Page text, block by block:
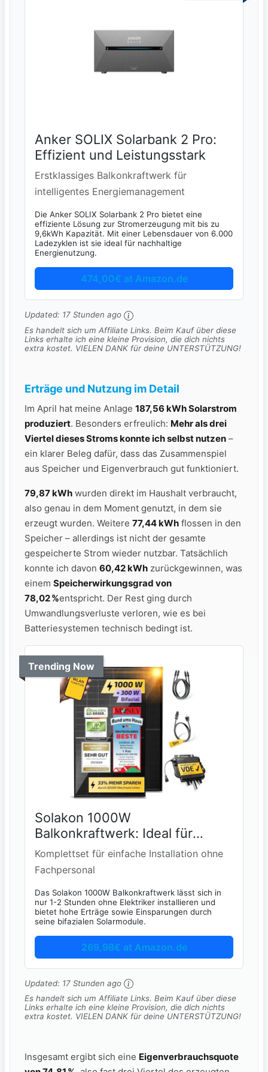
Anker SOLIX Solarbank 2 Pro:
Effizient und Leistungsstark
Erstklassiges Balkonkraftwerk für
intelligentes Energiemanagement
Die Anker SOLIX Solarbank 2 Pro bietet eine
effiziente Lösung zur Stromerzeugung mit bis zu
9,6kWh Kapazität. Mit einer Lebensdauer von 6.000
Ladezyklen ist sie ideal für nachhaltige
Energienutzung.
474,00€ at Amazon.de
Updated: 17 Stunden ago
Es handelt sich um Affiliate Links. Beim Kauf über diese
Links erhalte ich eine kleine Provision, die dich nichts
extra kostet. VIELEN DANK für deine UNTERSTÜTZUNG!
Erträge und Nutzung im Detail
Im April hat meine Anlage 187,56 kWh Solarstrom
produziert. Besonders erfreulich: Mehr als drei
Viertel dieses Stroms konnte ich selbst nutzen –
ein klarer Beleg dafür, dass das Zusammenspiel
aus Speicher und Eigenverbrauch gut funktioniert.
79,87 kWh wurden direkt im Haushalt verbraucht,
also genau in dem Moment genutzt, in dem sie
erzeugt wurden. Weitere 77,44 kWh flossen in den
Speicher – allerdings ist nicht der gesamte
gespeicherte Strom wieder nutzbar. Tatsächlich
konnte ich davon 60,42 kWh zurückgewinnen, was
einem Speicherwirkungsgrad von
78,02 %entspricht. Der Rest ging durch
Umwandlungsverluste verloren, wie es bei
Batteriesystemen technisch bedingt ist.
Trending Now
Solakon 1000W
Balkonkraftwerk: Ideal für
Zuhause
Komplettset für einfache Installation ohne
Fachpersonal
Das Solakon 1000W Balkonkraftwerk lässt sich in
nur 1-2 Stunden ohne Elektriker installieren und
bietet hohe Erträge sowie Einsparungen durch
seine bifazialen Solarmodule.
269,98€ at Amazon.de
Updated: 17 Stunden ago
Es handelt sich um Affiliate Links. Beim Kauf über diese
Links erhalte ich eine kleine Provision, die dich nichts
extra kostet. VIELEN DANK für deine UNTERSTÜTZUNG!
Insgesamt ergibt sich eine Eigenverbrauchsquote